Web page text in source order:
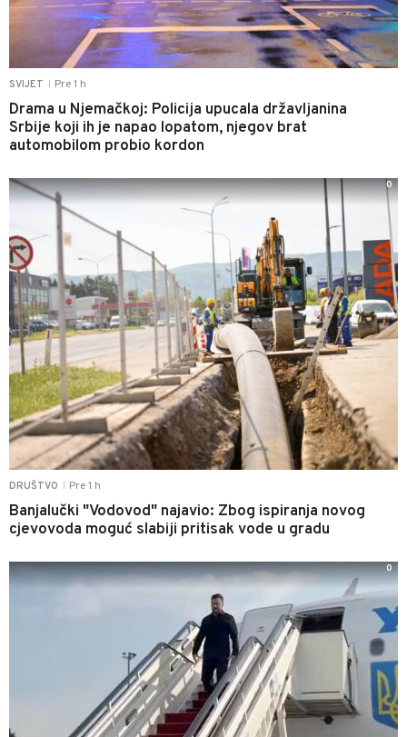
SVIJET Pre 1 h
Drama u Njemačkoj: Policija upucala državljanina
Srbije koji ih je napao lopatom, njegov brat
automobilom probio kordon
DRUŠTVO Pre 1 h
Banjalučki "Vodovod" najavio: Zbog ispiranja novog
cjevovoda moguć slabiji pritisak vode u gradu
0
0